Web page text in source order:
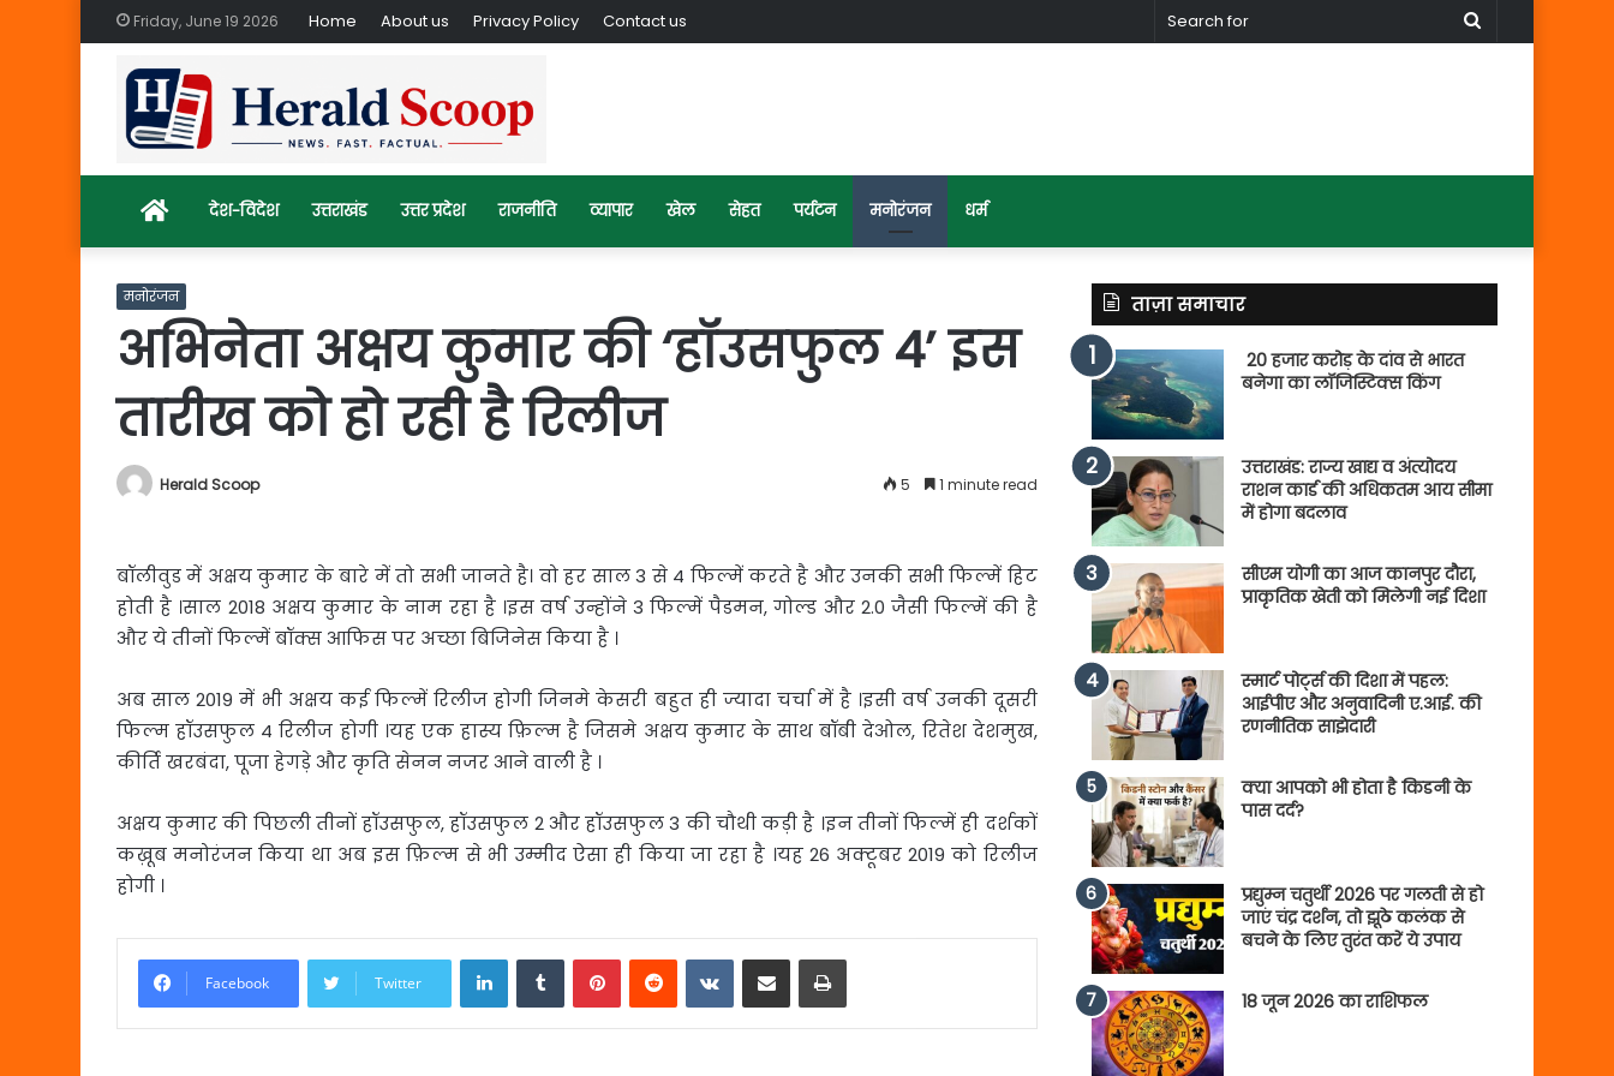
Friday, June 19 2026 Home About us Privacy Policy Contact us
Search
Homeदेश-विदेश उत्तराखंड उत्तर प्रदेश राजनीति व्यापार खेल सेहत पर्यटन मनोरंजन धर्म
मनोरंजन
अभिनेता अक्षय कुमार की ‘हॉउसफुल 4’ इस
तारीख को हो रही है रिलीज
Herald Scoop 5 1 minute read
बॉलीवुड में अक्षय कुमार के बारे में तो सभी जानते है। वोहर साल 3 से 4 फिल्में करते है और उनकी सभी फिल्में हिट
होती है ।साल 2018 अक्षय कुमार के नाम रहा है ।इस वर्ष उन्होंने 3 फिल्में पैडमन, गोल्ड और 2.0 जैसी फिल्में की है
और ये तीनों फिल्में बॉक्स आफिस पर अच्छा बिजिनेस किया है ।
अब साल 2019 में भी अक्षय कई फिल्में रिलीज होगी जिनमे केसरी बहुत ही ज्यादा चर्चा में है ।इसी वर्ष उनकी दूसरी
फिल्म हॉउसफुल 4 रिलीज होगी ।यह एक हास्य फ़िल्म है जिसमे अक्षय कुमार के साथ बॉबी देओल, रितेश देशमुख,
कीर्ति खरबंदा, पूजा हेगड़े और कृति सेनन नजर आने वाली है ।
अक्षय कुमार की पिछली तीनों हॉउसफुल, हॉउसफुल 2 और हॉउसफुल 3 की चौथी कड़ी है ।इन तीनों फिल्में ही दर्शकों
कख़ूब मनोरंजन किया था अब इस फ़िल्म से भी उम्मीद ऐसा ही किया जा रहा है ।यह 26 अक्टूबर 2019 को रिलीज
होगी ।
Facebook Twitter
LinkedInTumblrPinterestReddit VKontakte
Share via Email Print
ताज़ा समाचार
20 हजार करोड़ के दांव से भारत
बनेगा का लॉजिस्टिक्स किंग
उत्तराखंड: राज्य खाद्य व अंत्योदय
राशन कार्ड की अधिकतम आय सीमा
में होगा बदलाव
सीएम योगी का आज कानपुर दौरा,
प्राकृतिक खेती को मिलेगी नई दिशा
स्मार्ट पोर्ट्स की दिशा में पहल:
आईपीए और अनुवादिनी ए.आई. की
रणनीतिक साझेदारी
क्या आपको भी होता है किडनी के
पास दर्द?
प्रद्युम्न चतुर्थी 2026 पर गलती से हो
जाएं चंद्र दर्शन, तो झूठे कलंक से
बचने के लिए तुरंत करें ये उपाय
18 जून 2026 का राशिफल